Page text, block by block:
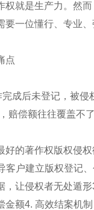
权就是生产力。然
要一位懂行、专业
点
完成后未登记，被
赔偿额往往覆盖不
好的著作权版权侵
客户建立版权登记
，让侵权者无处遁
金额4. 高效结案机